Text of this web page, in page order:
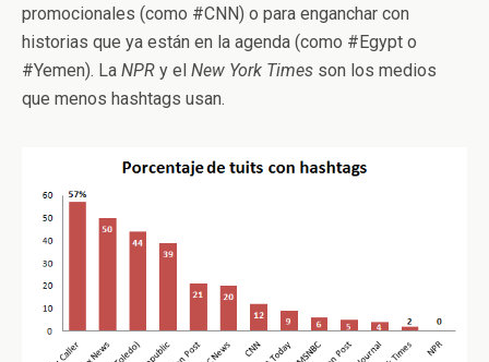
promocionales (como #CNN) o para enganchar con
historias que ya están en la agenda (como #Egypt o
#Yemen). La NPR y el New York Times son los medios
que menos hashtags usan.